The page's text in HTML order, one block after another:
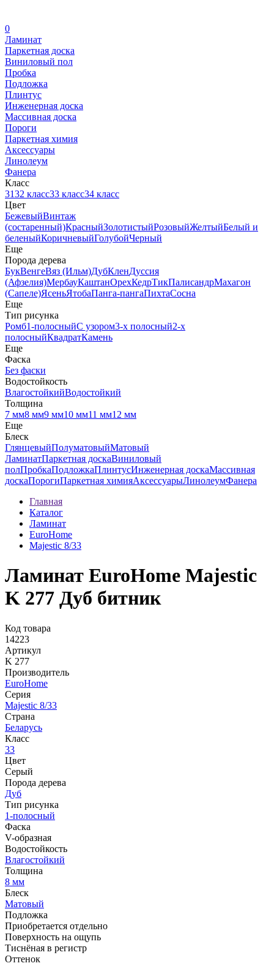
0
Ламинат
Паркетная доска
Виниловый пол
Пробка
Подложка
Плинтус
Инженерная доска
Массивная доска
Пороги
Паркетная химия
Аксессуары
Линолеум
Фанера
Класс
3132 класс33 класс34 класс
Цвет
БежевыйВинтаж
(состаренный)КрасныйЗолотистыйРозовыйЖелтыйБелый и
беленыйКоричневыйГолубойЧерный
Еще
Порода дерева
БукВенгеВяз (Ильм)ДубКленДуссия
(Афзелия)МербауКаштанОрехКедрТикПалисандрМахагон
(Сапеле)ЯсеньЯтобаПанга-пангаПихтаСосна
Еще
Тип рисунка
Ромб1-полосныйС узором3-х полосный2-х
полосныйКвадратКамень
Еще
Фаска
Без фаски
Водостойкость
ВлагостойкийВодостойкий
Толщина
7 мм8 мм9 мм10 мм11 мм12 мм
Еще
Блеск
ГлянцевыйПолуматовыйМатовый
ЛаминатПаркетная доскаВиниловый
полПробкаПодложкаПлинтусИнженерная доскаМассивная
доскаПорогиПаркетная химияАксессуарыЛинолеумФанера
Главная
Каталог
Ламинат
EuroHome
Majestic 8/33
Ламинат EuroHome Majestic
K 277 Дуб битник
Код товара
14223
Артикул
K 277
Производитель
EuroHome
Серия
Majestic 8/33
Страна
Беларусь
Класс
33
Цвет
Серый
Порода дерева
Дуб
Тип рисунка
1-полосный
Фаска
V-образная
Водостойкость
Влагостойкий
Толщина
8 мм
Блеск
Матовый
Подложка
Приобретается отдельно
Поверхность на ощупь
Тиснёная в регистр
Оттенок